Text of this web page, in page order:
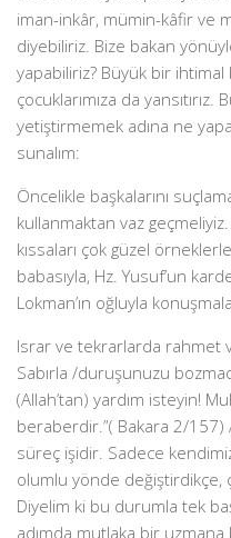
iman-inkâr, mümin-kâfir ve
diyebiliriz. Bize bakan
yapabiliriz? Büyük bir
çocuklarımıza da
yetiştirmemek adına ne
sunalım:
Öncelikle başkalarını
kullanmaktan vaz geçmeliyiz.
kıssaları çok güzel
babasıyla, Hz. Yusuf’un
Lokman’ın oğluyla
Israr ve tekrarlarda rahmet
Sabırla /duruşunuzu
(Allah’tan) yardım isteyin!
beraberdir.”( Bakara 2/157)
süreç işidir. Sadece
olumlu yönde değiştirdikçe,
Diyelim ki bu durumla tek
adımda mutlaka bir uzmana